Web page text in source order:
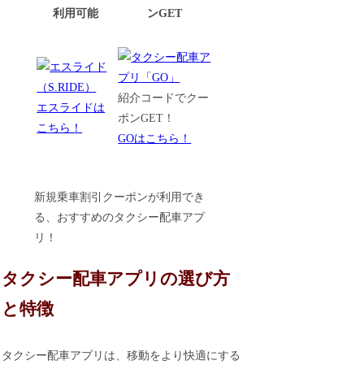
利用可能
ンGET
エスライドは
こちら！
紹介コードでクー
ポンGET！
GOはこちら！
新規乗車割引クーポンが利用でき
る、おすすめのタクシー配車アプ
リ！
タクシー配車アプリの選び方
と特徴
タクシー配車アプリは、移動をより快適にする